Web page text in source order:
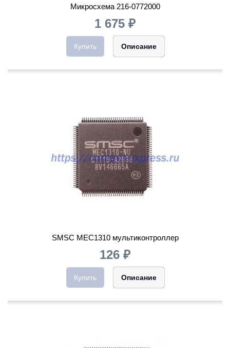
Микросхема 216-0772000
1 675 ₽
Купить Описание
SMSC MEC1310 мультиконтроллер
126 ₽
Купить Описание